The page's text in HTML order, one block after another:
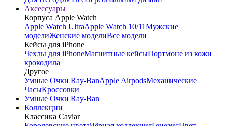
Аксессуары
Корпуса Apple Watch
Apple Watch UltraApple Watch 10/11Мужские
моделиЖенские моделиВсе модели
Кейсы для iPhone
Чехлы для iPhoneМагнитные кейсыПортмоне из кожи
крокодила
Другое
Умные Очки Ray-BanApple AirpodsМеханические
ЧасыКроссовки
Умные Очки Ray-Ban
Коллекции
Классика Caviar